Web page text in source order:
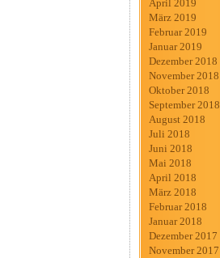
April 2019
März 2019
Februar 2019
Januar 2019
Dezember 2018
November 2018
Oktober 2018
September 2018
August 2018
Juli 2018
Juni 2018
Mai 2018
April 2018
März 2018
Februar 2018
Januar 2018
Dezember 2017
November 2017